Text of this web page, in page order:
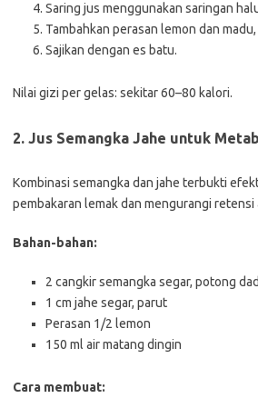
Saring jus menggunakan saringan
Tambahkan perasan lemon dan
Sajikan dengan es batu.
Nilai gizi per gelas: sekitar 60–80 kalori.
2. Jus Semangka Jahe untuk
Kombinasi semangka dan jahe terbukti
pembakaran lemak dan mengurangi retensi
Bahan-bahan:
2 cangkir semangka segar, potong
1 cm jahe segar, parut
Perasan 1/2 lemon
150 ml air matang dingin
Cara membuat: